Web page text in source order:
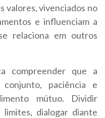
valores, vivenciados no
e influenciam a
relaciona em outros
compreender que a
paciência e
mútuo. Dividir
limites, dialogar diante